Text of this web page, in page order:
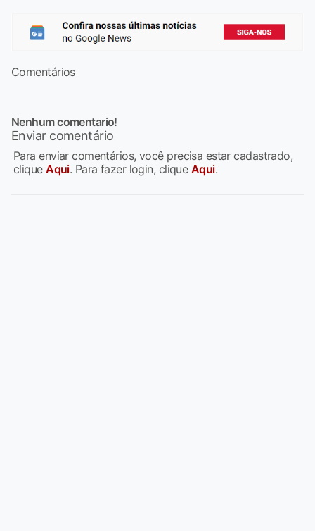
Comentários
Nenhum comentario!
Enviar comentário
Para enviar comentários, você precisa estar cadastrado,
cliqueAqui. Para fazer login, clique Aqui.